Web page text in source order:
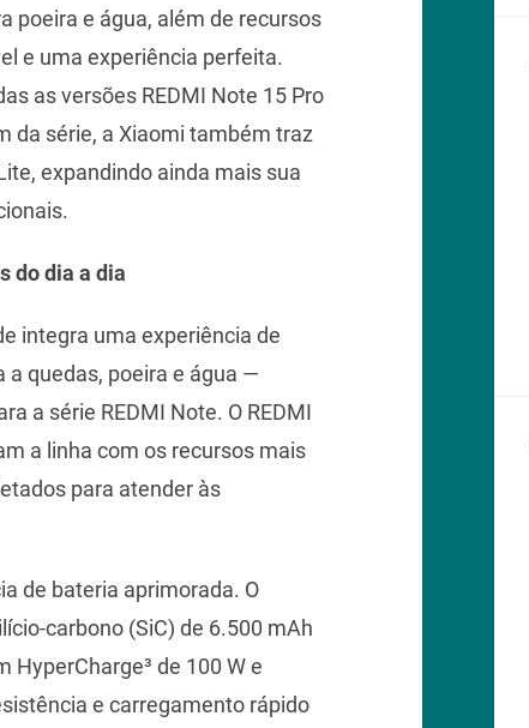
poeira e água, além de recursos
e uma experiência perfeita.
as versões REDMI Note 15 Pro
da série, a Xiaomi também traz
expandindo ainda mais sua
do dia a dia
integra uma experiência de
a quedas, poeira e água —
a série REDMI Note. O REDMI
a linha com os recursos mais
para atender às
de bateria aprimorada. O
carbono (SiC) de 6.500 mAh
HyperCharge³ de 100 W e
e carregamento rápido